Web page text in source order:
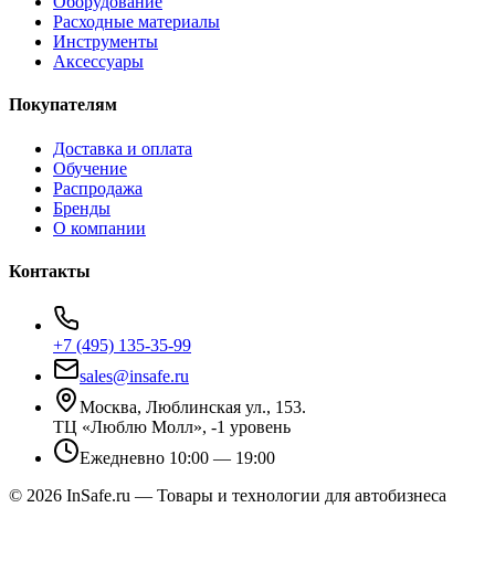
Расходные материалы
Инструменты
Аксессуары
Покупателям
Доставка и оплата
Обучение
Распродажа
Бренды
О компании
Контакты
+7 (495) 135-35-99
sales@insafe.ru
Москва, Люблинская ул., 153.
ТЦ «Люблю Молл», -1 уровень
Ежедневно 10:00 — 19:00
© 2026 InSafe.ru — Товары и технологии для автобизнеса